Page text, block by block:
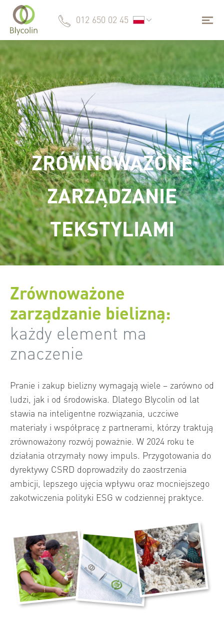
012 650 02 45
ZRÓWNOWAŻONE
ZARZĄDZANIE
TEKSTYLIAMI
Zrównoważone
zarządzanie bielizną:
każdy element ma
znaczenie
Pranie i zakup bielizny wymagają wiele – zarówno od
ludzi, jak i od środowiska. Dlatego Blycolin od lat
stawia na inteligentne rozwiązania, uczciwe
materiały i współpracę z partnerami, którzy traktują
zrównoważony rozwój poważnie. W 2024 roku te
działania otrzymały nowy impuls. Przygotowania do
dyrektywy CSRD doprowadziły do zaostrzenia
ambicji, lepszego ujęcia wpływu oraz mocniejszego
zakotwiczenia polityki ESG w codziennej praktyce.